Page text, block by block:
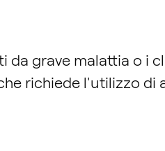
da grave malattia o i
richiede l'utilizzo di